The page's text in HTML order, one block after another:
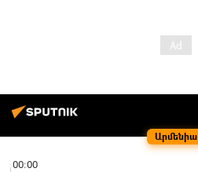
Արմենիա
00:00